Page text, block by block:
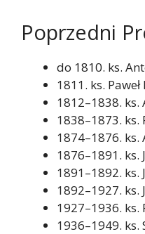
Poprzedni
do 1810. ks.
1811. ks.
1812–1838.
1838–1873. ks.
1874–1876.
1876–1891. ks.
1891–1892. ks.
1892–1927. ks.
1927–1936. ks.
1936–1949. ks.